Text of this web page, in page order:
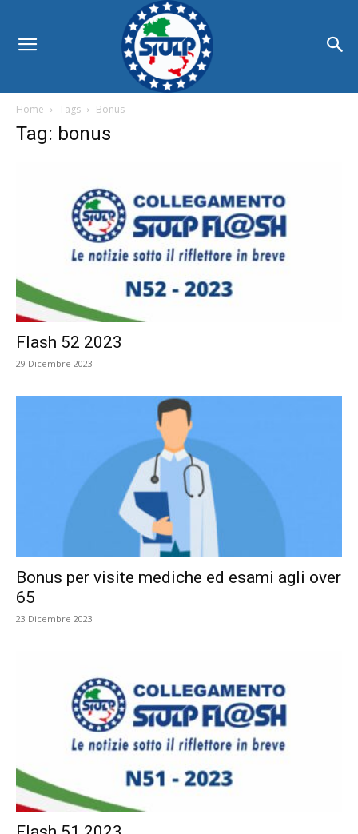
Home Tags Bonus
Tag: bonus
Flash 52 2023
29 Dicembre 2023
Bonus per visite mediche ed esami agli over
65
23 Dicembre 2023